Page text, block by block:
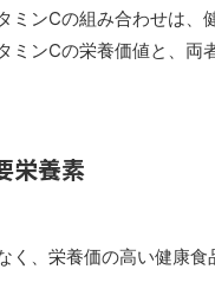
ミンCの組み合わせは、
ミンCの栄養価値と、
栄養素
く、栄養価の高い健康